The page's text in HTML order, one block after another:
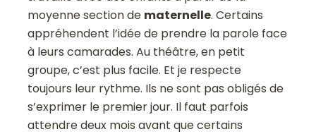
moyenne section de maternelle. Certains
appréhendent l’idée de prendre la parole face
à leurs camarades. Au théâtre, en petit
groupe, c’est plus facile. Et je respecte
toujours leur rythme. Ils ne sont pas obligés de
s’exprimer le premier jour. Il faut parfois
attendre deux mois avant que certains